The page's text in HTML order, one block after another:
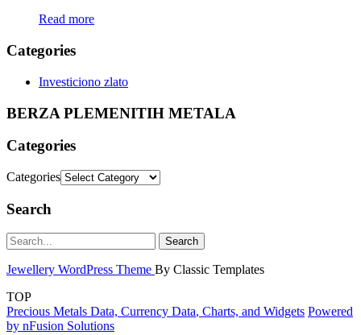
Read more
Categories
Investiciono zlato
BERZA PLEMENITIH METALA
Categories
Categories
Search
Jewellery WordPress Theme By Classic Templates
TOP
Precious Metals Data, Currency Data, Charts, and Widgets Powered
by nFusion Solutions